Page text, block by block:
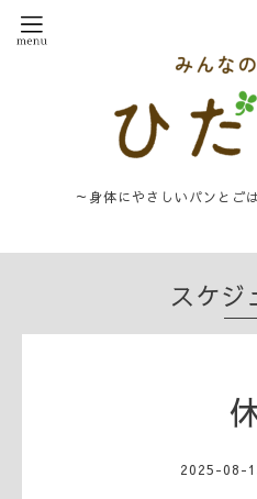
～身体にやさしいパンとご
スケジ
2025-08-